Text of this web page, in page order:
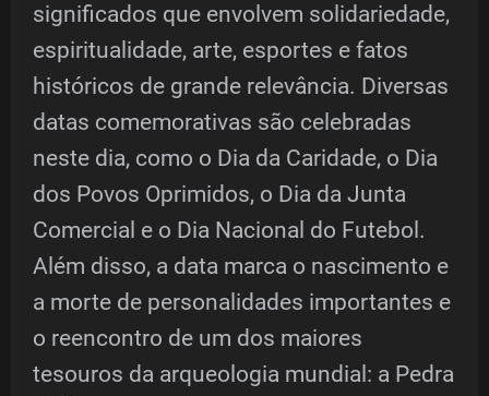
significados que envolvem solidariedade,
espiritualidade, arte, esportes e fatos
históricos de grande relevância. Diversas
datas comemorativas são celebradas
neste dia, como o Dia da Caridade, o Dia
dos Povos Oprimidos, o Dia da Junta
Comercial e o Dia Nacional do Futebol.
Além disso, a data marca o nascimento e
a morte de personalidades importantes e
o reencontro de um dos maiores
tesouros da arqueologia mundial: a Pedra